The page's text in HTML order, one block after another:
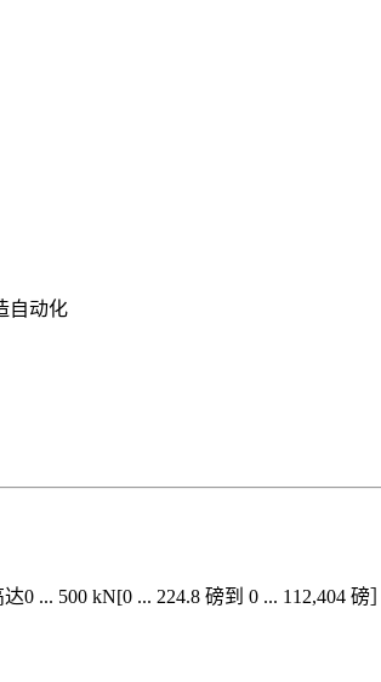
自动化
0 ... 500 kN[0 ... 224.8 磅到 0 ... 112,404 磅］